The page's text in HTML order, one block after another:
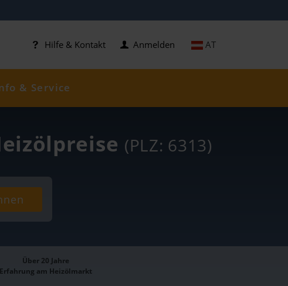
AT
Hilfe & Kontakt Anmelden
& Service
(PLZ: 6313)
Über 20 Jahre
Erfahrung am Heizölmarkt